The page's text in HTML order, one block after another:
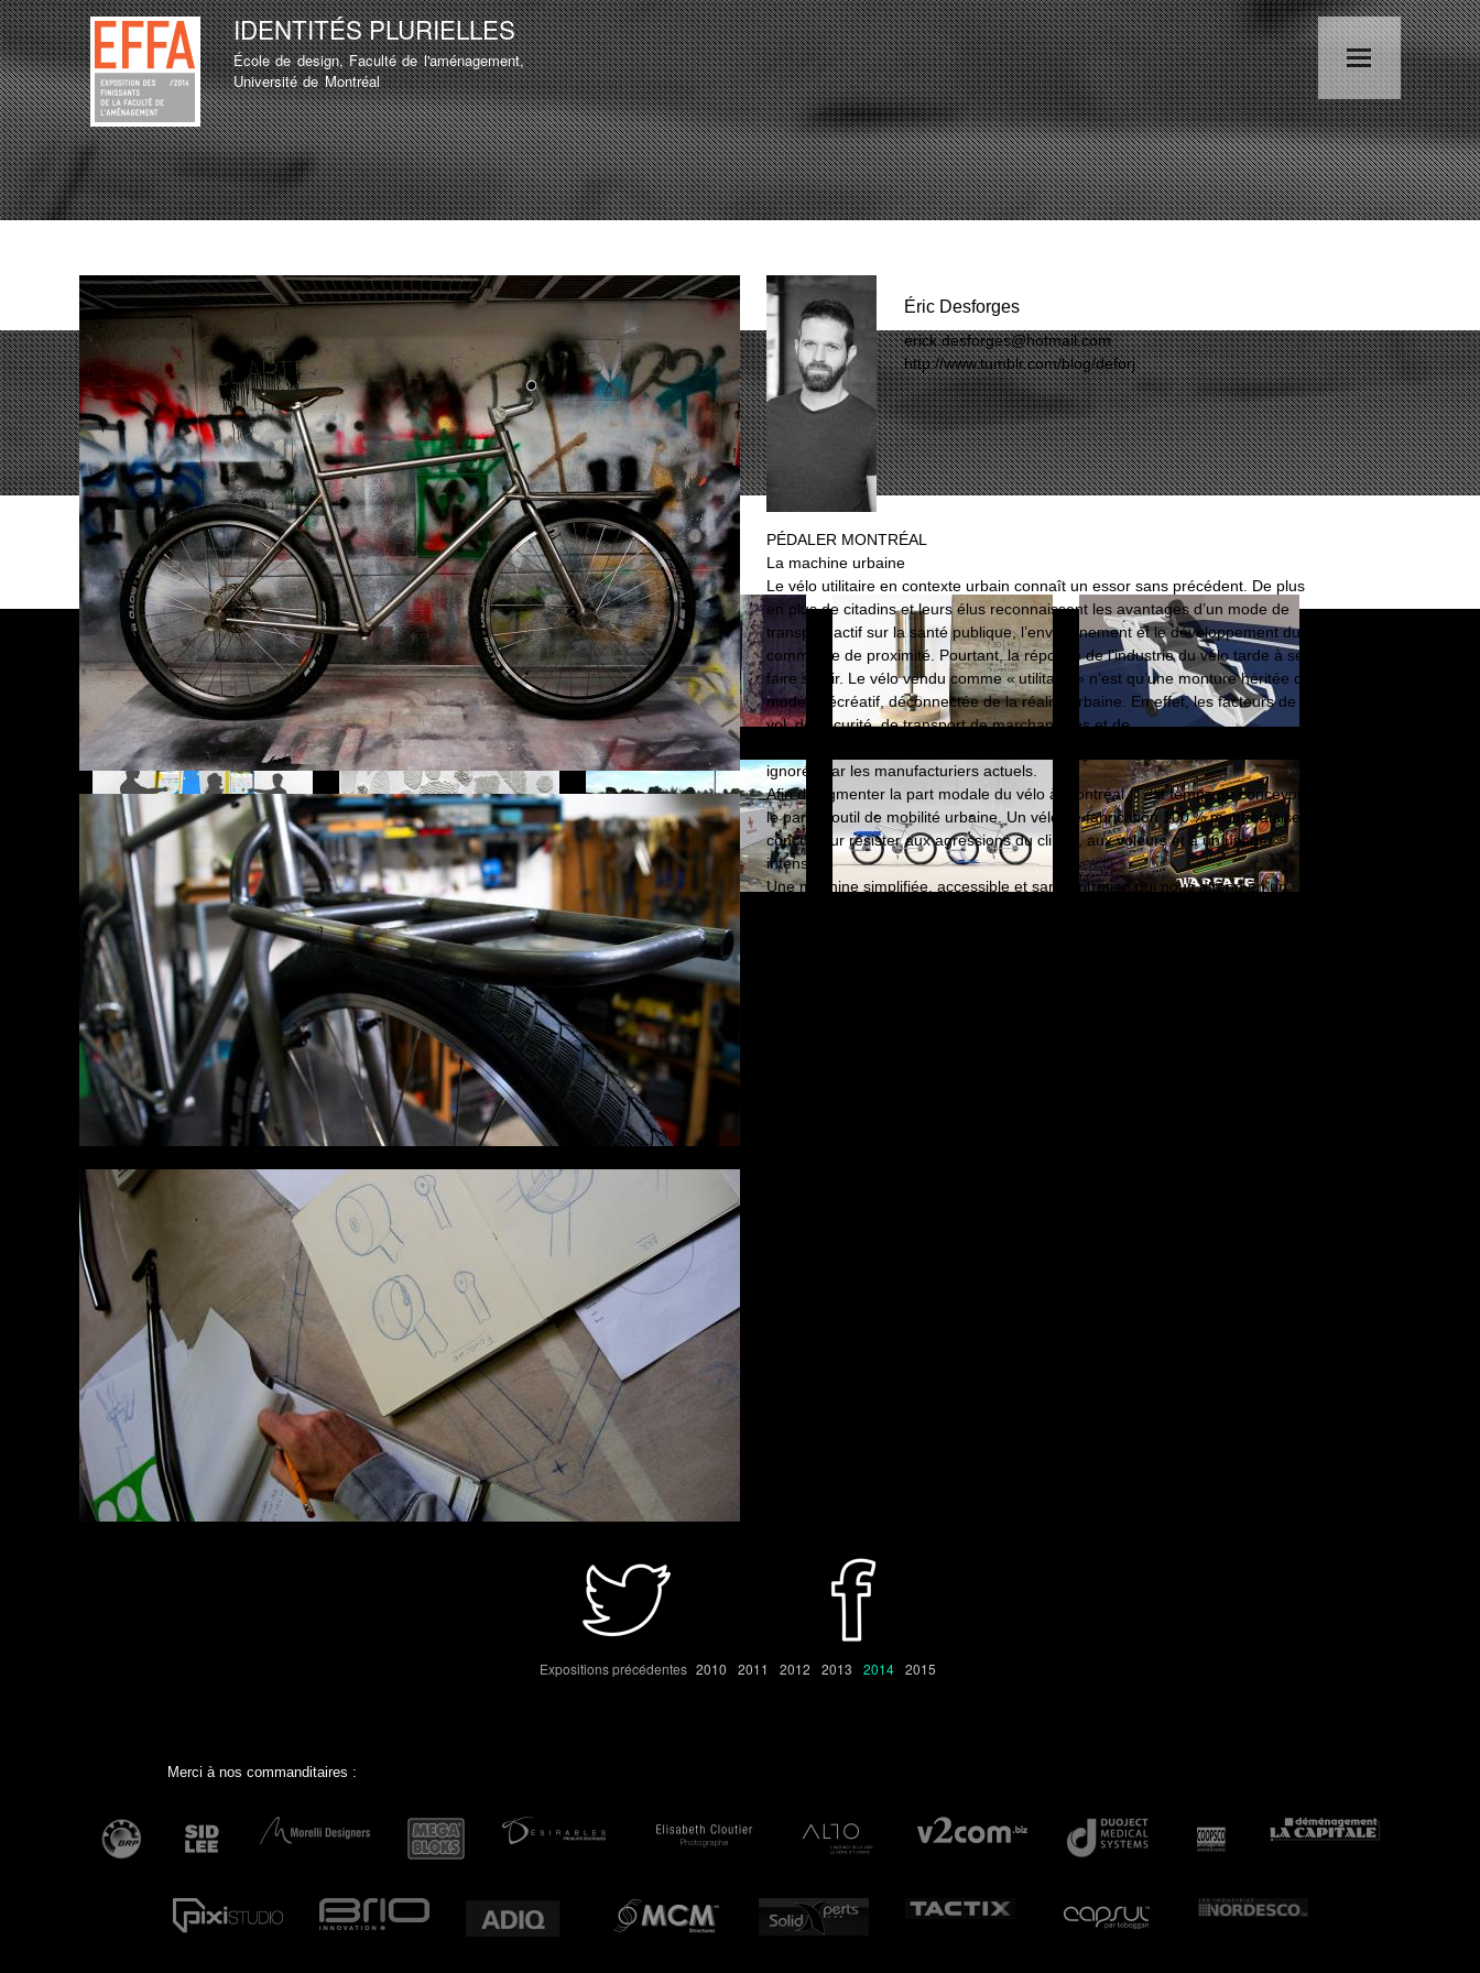
Aller au
contenu
principal
IDENTITÉS PLURIELLES
École de design, Faculté de l'aménagement,
Université de Montréal
MENU PRINCIPAL
LISTE D'ÉTUDIANT
TEST
LISTE D'ÉTUDIANT
Éric Desforges
erick.desforges@hotmail.com
http://www.tumblr.com/blog/deforj
PÉDALER MONTRÉAL
La machine urbaine
Le vélo utilitaire en contexte urbain connaît un essor sans précédent. De plus
en plus de citadins et leurs élus reconnaissent les avantages d’un mode de
transport actif sur la santé publique, l’environnement et le développement du
commerce de proximité. Pourtant, la réponse de l’industrie du vélo tarde à se
faire sentir. Le vélo vendu comme « utilitaire » n’est qu’une monture héritée du
modèle récréatif, déconnectée de la réalité urbaine. En effet, les facteurs de
vol, de sécurité, de transport de marchandises et de
ignorés par les manufacturiers actuels.
Afin d’augmenter la part modale du vélo à Montréal, il est temps de concevoir
le parfait outil de mobilité urbaine. Un vélo de fabrication 100 % montréalaise,
conçu pour résister aux agressions du climat, aux voleurs et à un usage
intensif.
Une machine simplifiée, accessible et sans entretien qui nous attend en un
CONTINUEZ VOTRE EXPLORATION
Expositions précédentes 2010 2011 2012 2013 2014 2015
Merci à nos commanditaires :